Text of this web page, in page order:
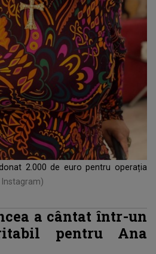
2.000 de euro pentru operația
a cântat într-un
pentru Ana